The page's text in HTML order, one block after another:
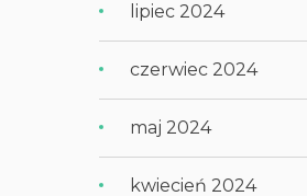
lipiec 2024
czerwiec 2024
maj 2024
kwiecień 2024